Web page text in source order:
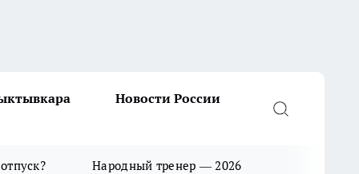
Новости России
Народный тренер — 2026